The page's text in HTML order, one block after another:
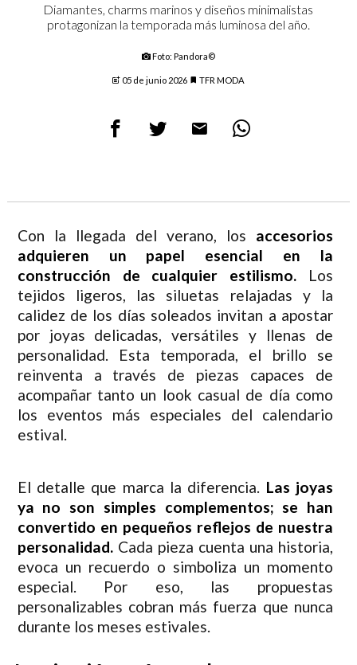
Diamantes, charms marinos y diseños minimalistas
protagonizan la temporada más luminosa del año.
Foto: Pandora©
05 de junio 2026 TFR MODA
Con la llegada del verano, los accesorios
adquieren un papel esencial en la
construcción de cualquier estilismo. Los
tejidos ligeros, las siluetas relajadas y la
calidez de los días soleados invitan a apostar
por joyas delicadas, versátiles y llenas de
personalidad. Esta temporada, el brillo se
reinventa a través de piezas capaces de
acompañar tanto un look casual de día como
los eventos más especiales del calendario
estival.
El detalle que marca la diferencia. Las joyas
ya no son simples complementos; se han
convertido en pequeños reflejos de nuestra
personalidad.Cada pieza cuenta una historia,
evoca un recuerdo o simboliza un momento
especial. Por eso, las propuestas
personalizables cobran más fuerza que nunca
durante los meses estivales.